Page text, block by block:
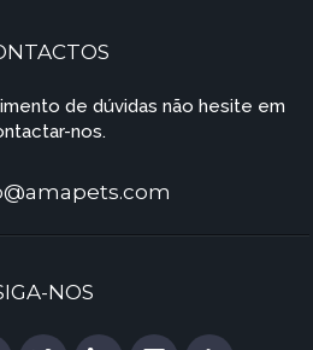
de dúvidas não hesite em
nos.
NOS